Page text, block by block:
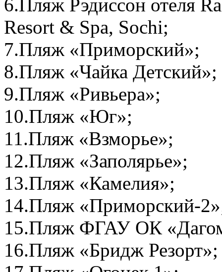
6.Пляж Рэдиссон отеля
Resort & Spa, Sochi;
7.Пляж «Приморский»;
8.Пляж «Чайка Детский»;
9.Пляж «Ривьера»;
10.Пляж «Юг»;
11.Пляж «Взморье»;
12.Пляж «Заполярье»;
13.Пляж «Камелия»;
14.Пляж «Приморский-
15.Пляж ФГАУ ОК
16.Пляж «Бридж Резорт»;